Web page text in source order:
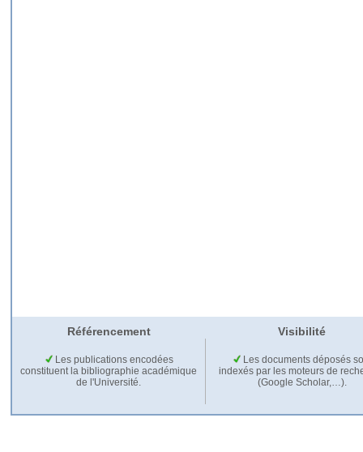
Référencement Visibilité
Les publications encodées
constituent la bibliographie académique
de l'Université.
Les documents déposés
indexés par les moteurs de
(Google Scholar,…).